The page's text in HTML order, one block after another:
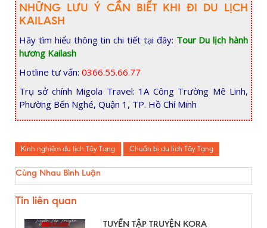
NHỮNG LƯU Ý CẦN BIẾT KHI ĐI DU LỊCH
KAILASH
Hãy tìm hiểu thông tin chi tiết tại đây: Tour Du lịch hành
hương Kailash
Hotline tư vấn: 0366.55.66.77
Trụ sở chính Migola Travel: 1A Công Trường Mê Linh,
Phường Bến Nghé, Quận 1, TP. Hồ Chí Minh
Kinh nghiệm du lịch Tây Tạng Chuẩn bị du lịch Tây Tạng
Cùng Nhau Bình Luận
Tin liên quan
TUYỂN TẬP TRUYỆN KORA